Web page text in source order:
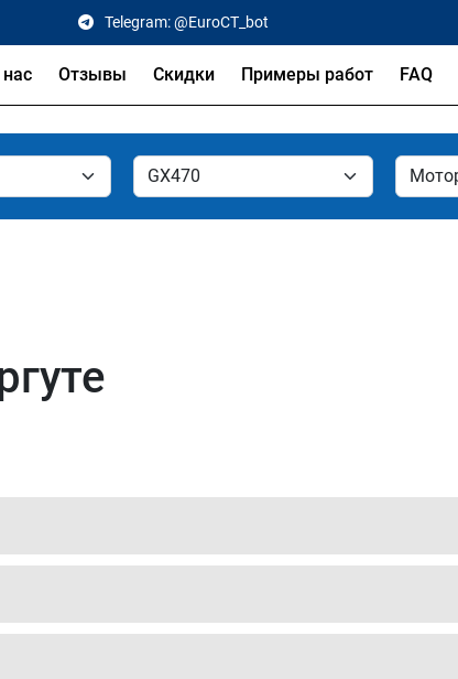
Telegram: @EuroCT_bot
Отзывы Скидки Примеры работ FAQ